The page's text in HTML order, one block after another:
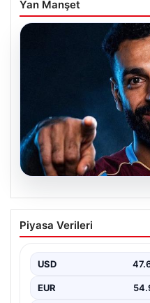
Yan Manşet
05.08.2026
Mohamed Salah
açıklandı!
Piyasa Verileri
USD
EUR